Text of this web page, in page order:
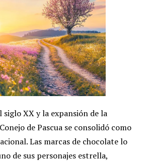
siglo XX y la expansión de la
de Pascua se consolidó como
Las marcas de chocolate lo
de sus personajes estrella,